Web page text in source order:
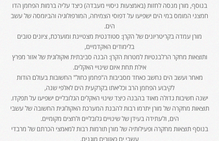
בנוסף, מורן מנסה לחזות (באמצעות ניסויי מעבדה) כיצד עליה ברמות הפחמן הדו
חמצני המומס במי הים ישפיעו על דפוסי הצמיחה, המורפולוגיה והביומסה של עשב
הים.
מורן עמדה בקריטריונים של הקרן: סטודנטית מצטיינת ומוערכת, ציונים טובים
בלימודים האקדמיים,
ותוצאות מחקר הרלבנטיות למטרות הקרן: הבנה סביבתית ואקולוגית של אזור מפרץ
אילת תחת איום שינויי האקלים.
מאחר ועשב הים נחשב כאחד מסביבות ה"פחמן כחול" החשובות בעולם הודות
לקיבוע הפחמן הרב וכליאתו בקרקעית הים לאלפי שנה,
ישנה חשיבות גדולה מאוד בהבנה כיצד שינוי האקלים הגלובליים ישפיעו על תפקדו.
תוצאות מחקרה של מורן יתרמו רבות להבנת המערכת האקולוגית החשובה של עשבי
הים, ולעתידה בעידן של שינויים גלובליים ולחצים מקומיים.
בנוסף תוצאות מחקרה ופעילותיה של מורן תורמות רבות למאמצי הכרתם של מרבדי
עשבי ים כאזורים מוגנים.